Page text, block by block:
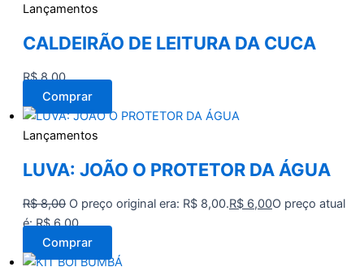
Lançamentos
CALDEIRÃO DE LEITURA DA CUCA
R$8,00
Comprar
Lançamentos
LUVA: JOÃO O PROTETOR DA ÁGUA
R$8,00 O preço original era: R$ 8,00.R$ 6,00O preço atual
é: R$ 6,00.
Comprar